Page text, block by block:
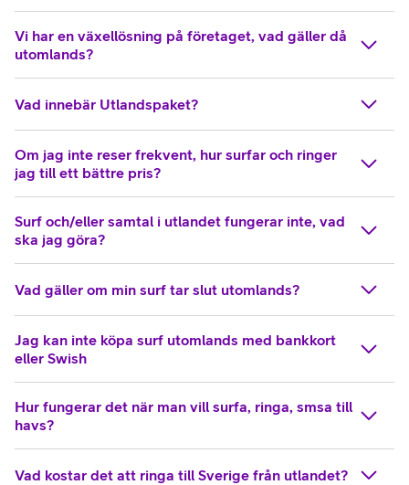
Vi har en växellösning på företaget, vad gäller då
utomlands?
Vad innebär Utlandspaket?
Om jag inte reser frekvent, hur surfar och ringer
jag till ett bättre pris?
Surf och/eller samtal i utlandet fungerar inte, vad
ska jag göra?
Vad gäller om min surf tar slut utomlands?
Jag kan inte köpa surf utomlands med bankkort
eller Swish
Hur fungerar det när man vill surfa, ringa, smsa till
havs?
Vad kostar det att ringa till Sverige från utlandet?